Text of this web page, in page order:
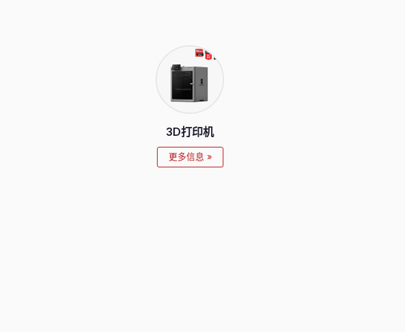
3D打印机
更多信息 »